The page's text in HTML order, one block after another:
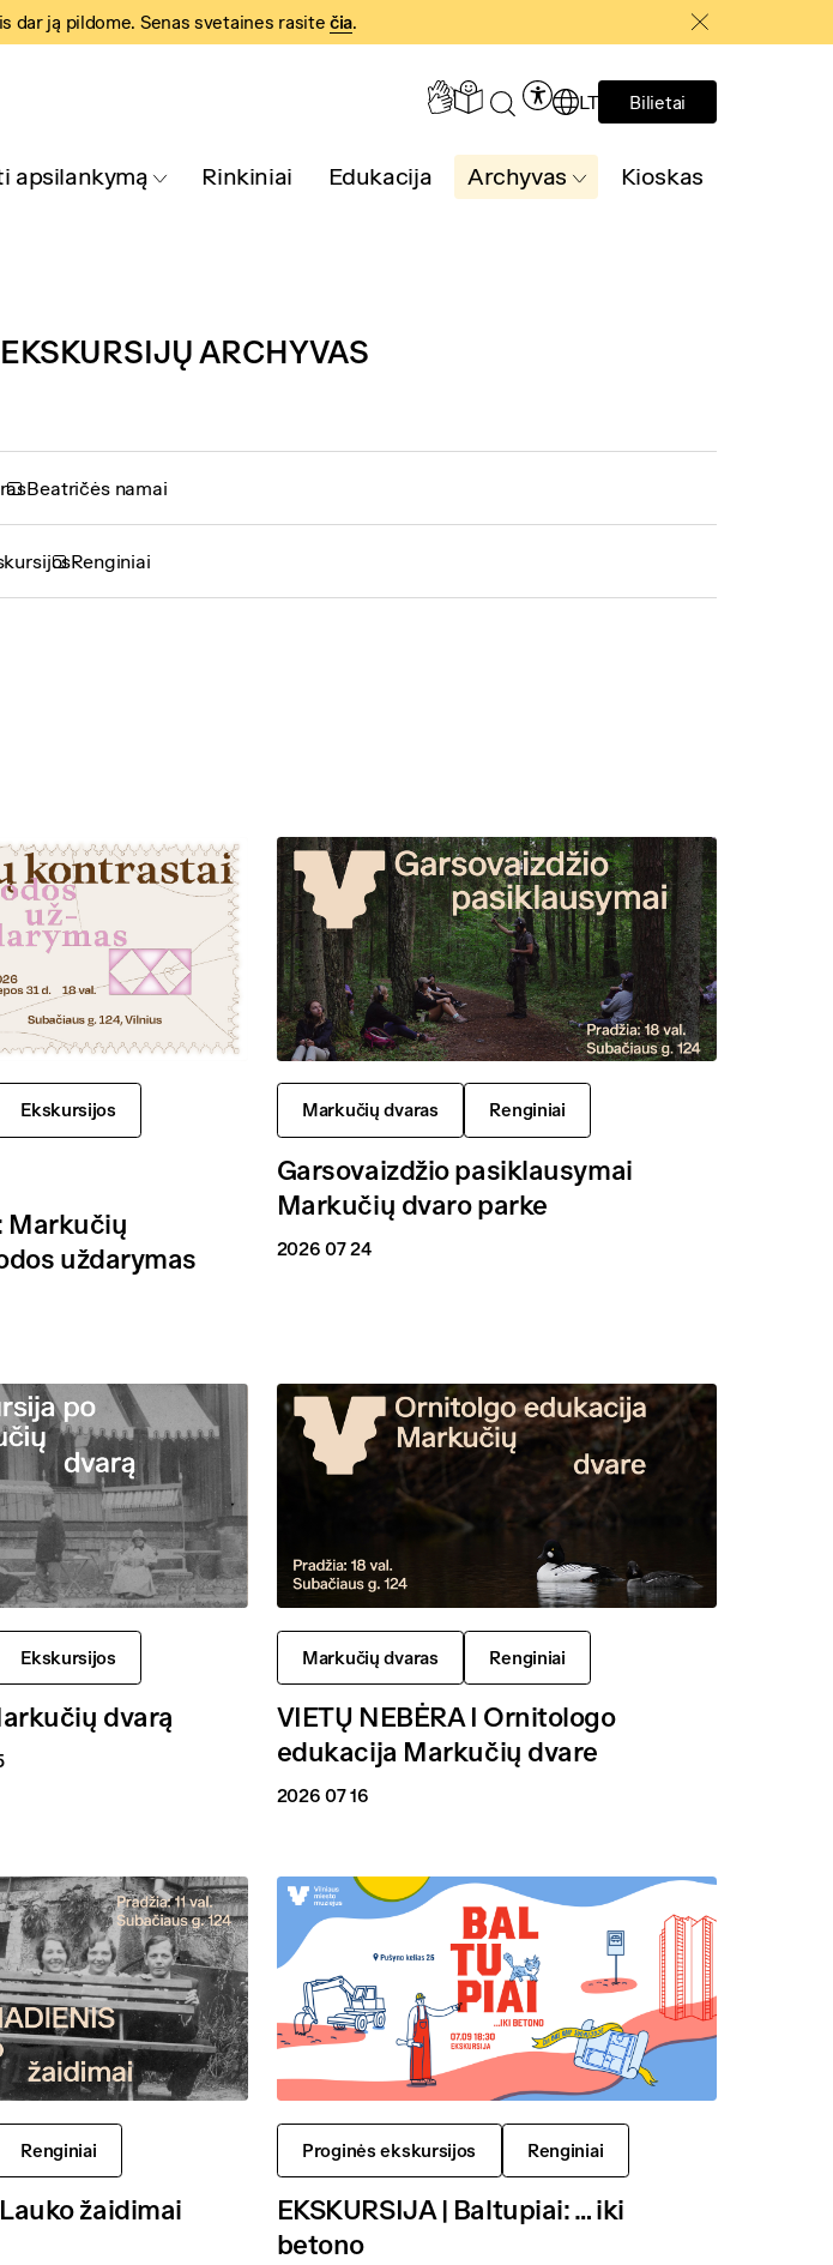
dar ją pildome. Senas svetaines rasitečia.
LT Bilietai
apsilankymą Rinkiniai Edukacija Archyvas Kioskas
ARCHYVAS
Beatričės namai
Renginiai
Ekskursijos
Markučių
uždarymas
Markučių dvaras Renginiai
Garsovaizdžio pasiklausymai
Markučių dvaro parke
2026 07 24
Ekskursijos
dvarą
Markučių dvaras Renginiai
VIETŲ NEBĖRA I Ornitologo
edukacija Markučių dvare
2026 07 16
Renginiai
žaidimai
Proginės ekskursijos Renginiai
EKSKURSIJA | Baltupiai: … iki
betono